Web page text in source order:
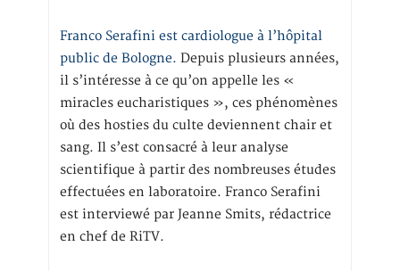
Franco Serafini est cardiologue à l’hôpital
public de Bologne. Depuis plusieurs années,
il s’intéresse à ce qu’on appelle les «
miracles eucharistiques », ces phénomènes
où des hosties du culte deviennent chair et
sang. Il s’est consacré à leur analyse
scientifique à partir des nombreuses études
effectuées en laboratoire. Franco Serafini
est interviewé par Jeanne Smits, rédactrice
en chef de RiTV.